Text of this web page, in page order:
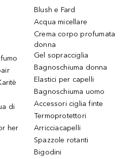
di
her
Blush e Fard
Acqua micellare
Crema corpo profumata
donna
Gel sopracciglia
Bagnoschiuma donna
Elastici per capelli
Bagnoschiuma uomo
Accessori ciglia finte
Termoprotettori
Arricciacapelli
Spazzole rotanti
Bigodini